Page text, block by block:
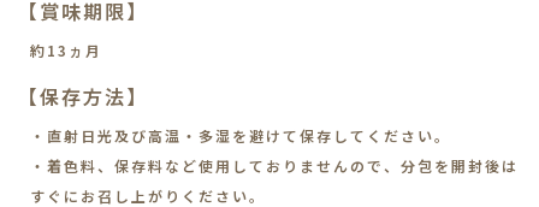
【賞味期限】
約13ヵ月
【保存方法】
・直射日光及び高温・多湿を避けて保存してください。
・着色料、保存料など使用しておりませんので、分包を開封後は
すぐにお召し上がりください。